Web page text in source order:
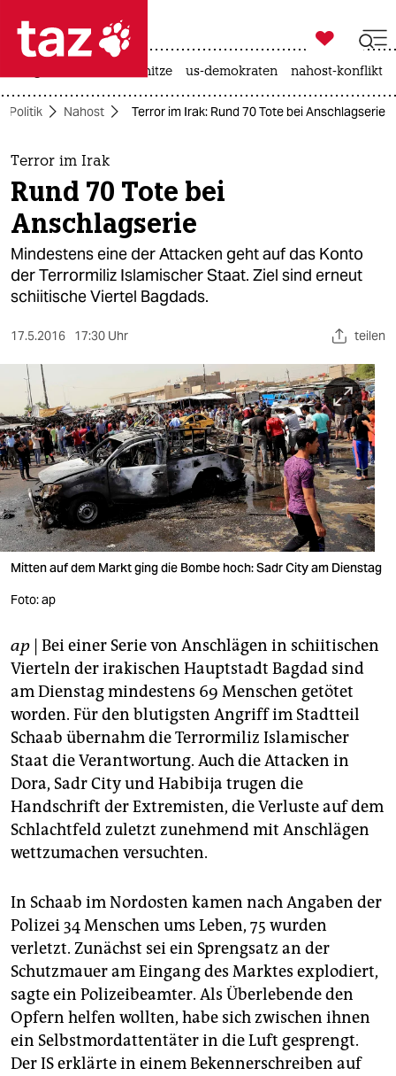
 taz zahl ich
taz zahl ich
themen
politik
öko
gesellschaft
sport
berlin
nord
wahrheit
verlag
verlag
fragen & hilfe
unterstützen
abo
genossenschaft
epaper login

taz zahl ich
hitze us-demokraten nahost-konflikt
Politik Nahost Terror im Irak: Rund 70 Tote bei Anschlagserie
Terror im Irak
Rund 70 Tote bei
Anschlagserie
Mindestens eine der Attacken geht auf das Konto
der Terrormiliz Islamischer Staat. Ziel sind erneut
schiitische Viertel Bagdads.
17.5.2016 17:30 Uhr teilen
Mitten auf dem Markt ging die Bombe hoch: Sadr City am Dienstag
Foto: ap
ap | Bei einer Serie von Anschlägen in schiitischen
Vierteln der irakischen Hauptstadt Bagdad sind
am Dienstag mindestens 69 Menschen getötet
worden. Für den blutigsten Angriff im Stadtteil
Schaab übernahm die Terrormiliz Islamischer
Staat die Verantwortung. Auch die Attacken in
Dora, Sadr City und Habibija trugen die
Handschrift der Extremisten, die Verluste auf dem
Schlachtfeld zuletzt zunehmend mit Anschlägen
wettzumachen versuchten.
In Schaab im Nordosten kamen nach Angaben der
Polizei 34 Menschen ums Leben, 75 wurden
verletzt. Zunächst sei ein Sprengsatz an der
Schutzmauer am Eingang des Marktes explodiert,
sagte ein Polizeibeamter. Als Überlebende den
Opfern helfen wollten, habe sich zwischen ihnen
ein Selbstmordattentäter in die Luft gesprengt.
Der IS erklärte in einem Bekennerschreiben auf